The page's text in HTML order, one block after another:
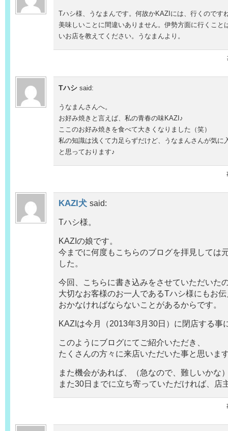
Tハシ様、うなまんです。何故かKAZIには、行くのです
美味しいことに間違いありません。伊勢方面に行くこと
いお店を教えてください。うなまんより。
Tハシ said:
うなまんさんへ。
お好み焼きと言えば、私の青春の味KAZI♪
ここのお好み焼きを食べて大きくなりました（笑）
私の知識は浅くて力足らずだけど、うなまんさんが気
と思っております♪
KAZI犬 said:
Tハシ様。
KAZIの娘です。
今までに何度もこちらのブログを拝見しては
した。
今回、こちらに書き込みをさせていただいた
大切なお客様のお一人であるTハシ様にもお
おかなければならないことがあるからです。
KAZIは今月（2013年3月30日）に閉店する事
このようにブログにてご紹介いただき、
たくさんの方々に来店いただいた事と思いま
また機会があれば、（急なので、難しいかな
また30日までに立ち寄っていただければ、店